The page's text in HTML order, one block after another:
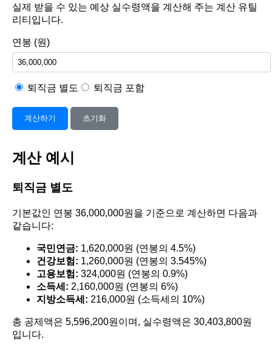
실제 받을 수 있는 예상 실수령액을 계산해 주는 계산 유틸
리티입니다.
연봉 (원)
퇴직금 별도 퇴직금 포함
계산하기 초기화
계산 예시
퇴직금 별도
기본값인 연봉 36,000,000원을 기준으로 계산하면 다음과
같습니다:
국민연금: 1,620,000원 (연봉의 4.5%)
건강보험: 1,260,000원 (연봉의 3.545%)
고용보험: 324,000원 (연봉의 0.9%)
소득세: 2,160,000원 (연봉의 6%)
지방소득세: 216,000원 (소득세의 10%)
총 공제액은 5,596,200원이며, 실수령액은 30,403,800원
입니다.